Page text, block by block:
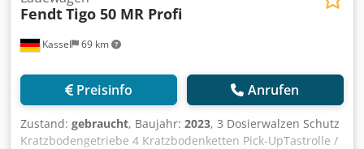
Kassel 69 km
FendtTigo 50 MR Profi
Preisinfo Anrufen
Zustand: gebraucht, Baujahr: 2023, 3 Dosierwalzen Schutz
Kratzbodengetriebe 4 Kratzbodenketten Pick-UpTastrolle /